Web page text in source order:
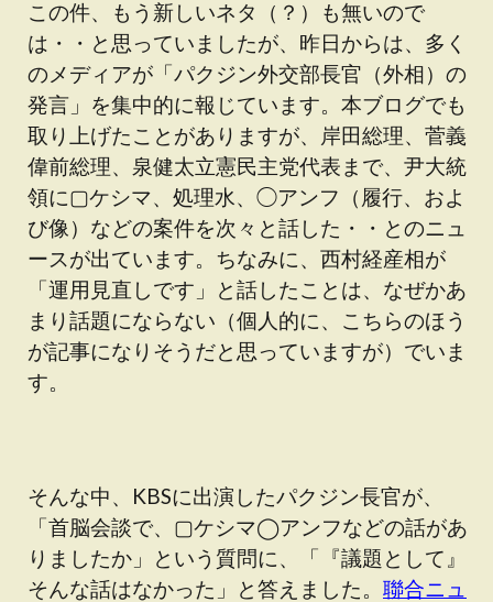
この件、もう新しいネタ（？）も無いので
は・・と思っていましたが、昨日からは、多く
のメディアが「パクジン外交部長官（外相）の
発言」を集中的に報じています。本ブログでも
取り上げたことがありますが、岸田総理、菅義
偉前総理、泉健太立憲民主党代表まで、尹大統
領に▢ケシマ、処理水、◯アンフ（履行、およ
び像）などの案件を次々と話した・・とのニュ
ースが出ています。ちなみに、西村経産相が
「運用見直しです」と話したことは、なぜかあ
まり話題にならない（個人的に、こちらのほう
が記事になりそうだと思っていますが）でいま
す。
そんな中、KBSに出演したパクジン長官が、
「首脳会談で、▢ケシマ◯アンフなどの話があ
りましたか」という質問に、「『議題として』
そんな話はなかった」と答えました。 聯合ニュ